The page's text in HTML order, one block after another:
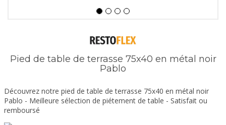
Pied de table de terrasse 75x40 en métal noir
Pablo
Découvrez notre pied de table de terrasse 75x40 en métal noir
Pablo - Meilleure sélection de piétement de table - Satisfait ou
remboursé